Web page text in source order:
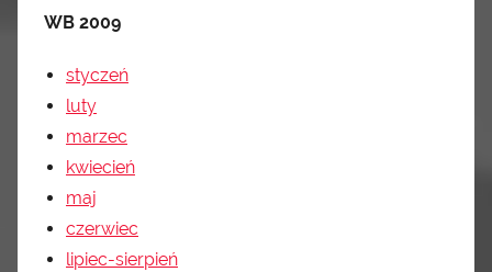
WB 2009
styczeń
luty
marzec
kwiecień
maj
czerwiec
lipiec-sierpień